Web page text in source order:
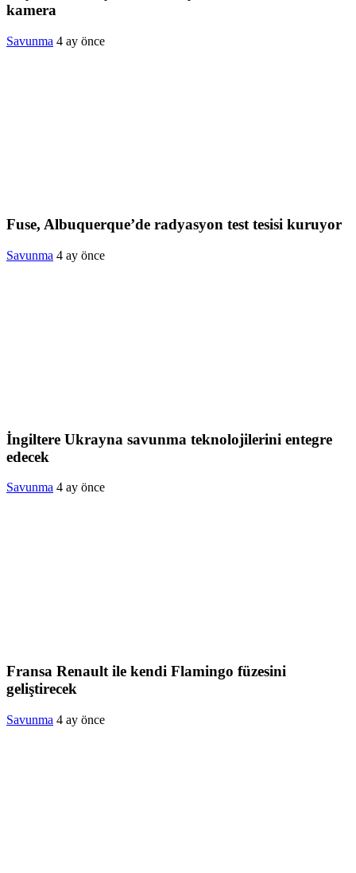
kamera
Savunma 4 ay önce
Fuse, Albuquerque’de radyasyon test tesisi kuruyor
Savunma 4 ay önce
İngiltere Ukrayna savunma teknolojilerini entegre
edecek
Savunma 4 ay önce
Fransa Renault ile kendi Flamingo füzesini
geliştirecek
Savunma 4 ay önce